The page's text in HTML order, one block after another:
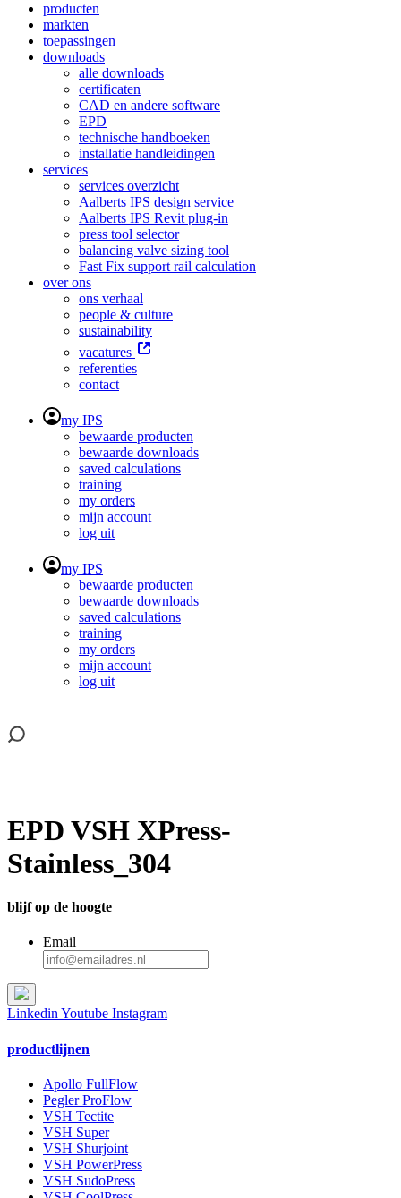
producten
markten
toepassingen
downloads
alle downloads
certificaten
CAD en andere software
EPD
technische handboeken
installatie handleidingen
services
services overzicht
Aalberts IPS design service
Aalberts IPS Revit plug-in
press tool selector
balancing valve sizing tool
Fast Fix support rail calculation
over ons
ons verhaal
people & culture
sustainability
vacatures
referenties
contact
my IPS
bewaarde producten
bewaarde downloads
saved calculations
training
my orders
mijn account
log uit
my IPS
bewaarde producten
bewaarde downloads
saved calculations
training
my orders
mijn account
log uit
EPD VSH XPress-
Stainless_304
blijf op de hoogte
Email
Linkedin Youtube Instagram
productlijnen
Apollo FullFlow
Pegler ProFlow
VSH Tectite
VSH Super
VSH Shurjoint
VSH PowerPress
VSH SudoPress